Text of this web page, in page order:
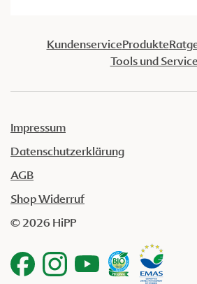
KundenserviceProdukte
Tools und
Impressum
Datenschutzerklärung
AGB
Shop Widerruf
© 2026 HiPP